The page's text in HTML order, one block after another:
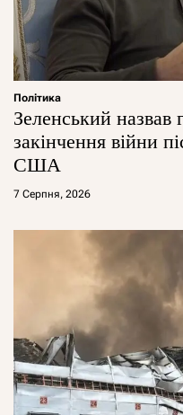
Політика
Зеленський назвав
закінчення війни
США
7 Серпня, 2026